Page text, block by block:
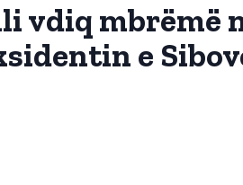
vdiq mbrëmë
e